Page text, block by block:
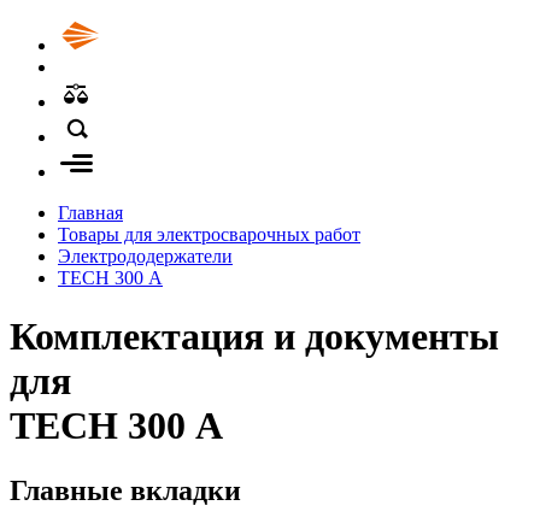
Главная
Товары для электросварочных работ
Электрододержатели
TECH 300 А
Комплектация и документы
для
TECH 300 А
Главные вкладки